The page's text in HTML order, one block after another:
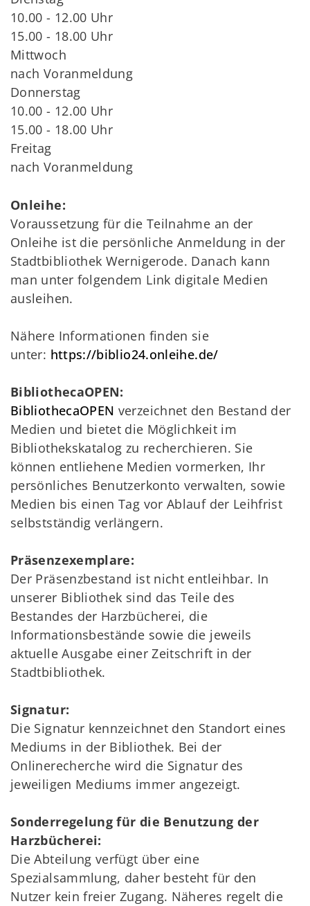
10.00 - 12.00 Uhr
15.00 - 18.00 Uhr
Mittwoch
nach Voranmeldung
Donnerstag
10.00 - 12.00 Uhr
15.00 - 18.00 Uhr
Freitag
nach Voranmeldung
Onleihe:
Voraussetzung für die Teilnahme an der
Onleihe ist die persönliche Anmeldung in der
Stadtbibliothek Wernigerode. Danach kann
man unter folgendem Link digitale Medien
ausleihen.
Nähere Informationen finden sie
unter: https://biblio24.onleihe.de/
BibliothecaOPEN:
BibliothecaOPEN verzeichnet den Bestand der
Medien und bietet die Möglichkeit im
Bibliothekskatalog zu recherchieren. Sie
können entliehene Medien vormerken, Ihr
persönliches Benutzerkonto verwalten, sowie
Medien bis einen Tag vor Ablauf der Leihfrist
selbstständig verlängern.
Präsenzexemplare:
Der Präsenzbestand ist nicht entleihbar. In
unserer Bibliothek sind das Teile des
Bestandes der Harzbücherei, die
Informationsbestände sowie die jeweils
aktuelle Ausgabe einer Zeitschrift in der
Stadtbibliothek.
Signatur:
Die Signatur kennzeichnet den Standort eines
Mediums in der Bibliothek. Bei der
Onlinerecherche wird die Signatur des
jeweiligen Mediums immer angezeigt.
Sonderregelung für die Benutzung der
Harzbücherei:
Die Abteilung verfügt über eine
Spezialsammlung, daher besteht für den
Nutzer kein freier Zugang. Näheres regelt die